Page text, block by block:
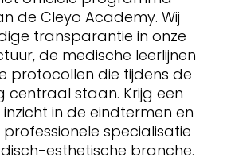
de Cleyo Academy. Wij
transparantie in onze
de medische leerlijnen
protocollen die tijdens de
centraal staan. Krijg een
in de eindtermen en
specialisatie
esthetische branche.